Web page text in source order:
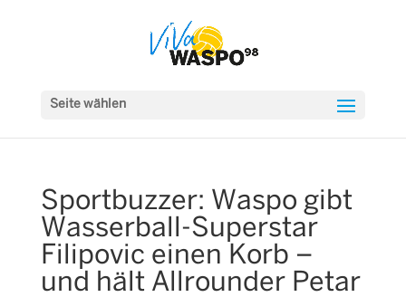
Seite wählen
Sportbuzzer: Waspo gibt
Wasserball-Superstar
Filipovic einen Korb –
und hält Allrounder Petar